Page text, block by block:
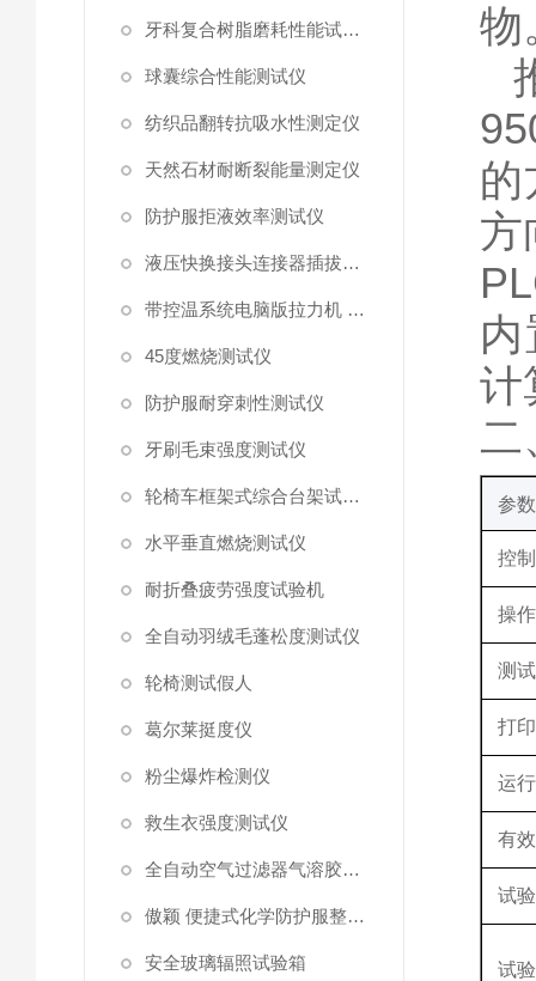
牙科复合树脂磨耗性能试验仪
球囊综合性能测试仪
纺织品翻转抗吸水性测定仪
天然石材耐断裂能量测定仪
防护服拒液效率测试仪
液压快换接头连接器插拔泄漏测试仪
带控温系统电脑版拉力机 统电脑版拉力机
45度燃烧测试仪
防护服耐穿刺性测试仪
牙刷毛束强度测试仪
轮椅车框架式综合台架试验机
水平垂直燃烧测试仪
耐折叠疲劳强度试验机
全自动羽绒毛蓬松度测试仪
轮椅测试假人
葛尔莱挺度仪
粉尘爆炸检测仪
救生衣强度测试仪
全自动空气过滤器气溶胶细菌截留测试仪
傲颖 便捷式化学防护服整体气密性测试仪
安全玻璃辐照试验箱
物
方
计
二
参
控
操
测
打
运
有
试
试